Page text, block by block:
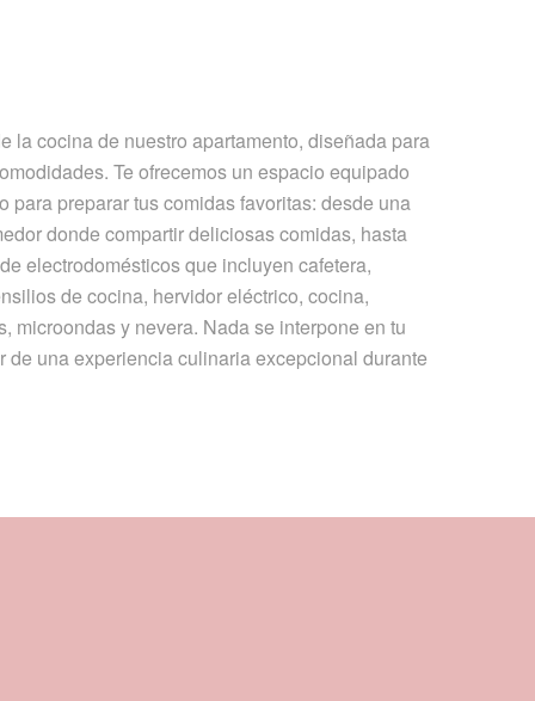
la cocina de nuestro apartamento, diseñada para
Te ofrecemos un espacio equipado
para preparar tus comidas favoritas: desde una
donde compartir deliciosas comidas, hasta
electrodomésticos que incluyen cafetera,
de cocina, hervidor eléctrico, cocina,
microondas y nevera. Nada se interpone en tu
de una experiencia culinaria excepcional durante